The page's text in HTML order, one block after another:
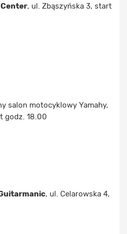
, ul. Zbąszyńska 3, start
salon motocyklowy Yamahy,
godz. 18.00
, ul. Celarowska 4,